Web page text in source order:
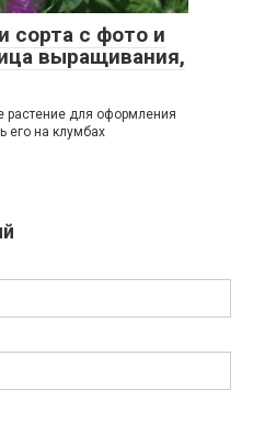
сорта с фото и
выращивания,
растение для оформления
его на клумбах